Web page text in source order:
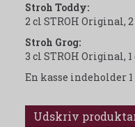
Stroh Toddy:
2 cl STROH
Stroh Grog:
3 cl STROH Original,
En kasse indeholder
Udskriv